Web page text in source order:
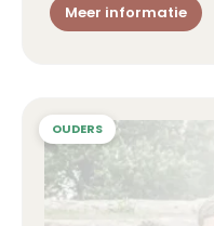
Meer informatie